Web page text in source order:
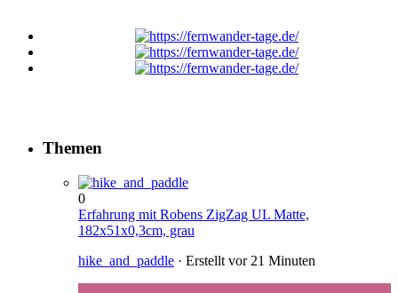
Themen
0
Erfahrung mit Robens ZigZag UL Matte,
182x51x0,3cm, grau
hike_and_paddle · Erstellt vor 21 Minuten